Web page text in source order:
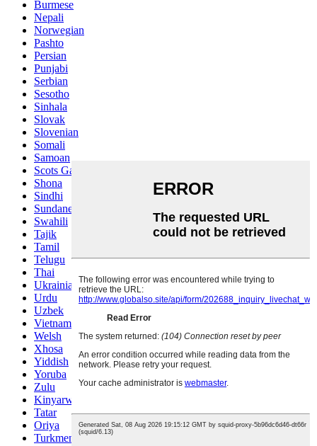
Burmese
Nepali
Norwegian
Pashto
Persian
Punjabi
Serbian
Sesotho
Sinhala
Slovak
Slovenian
Somali
Samoan
Scots Gaelic
Shona
Sindhi
Sundanese
Swahili
Tajik
Tamil
Telugu
Thai
Ukrainian
Urdu
Uzbek
Vietnamese
Welsh
Xhosa
Yiddish
Yoruba
Zulu
Kinyarwanda
Tatar
Oriya
Turkmen